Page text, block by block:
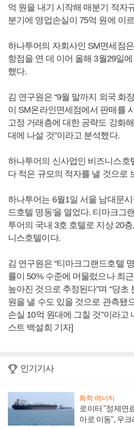
억 원을 내기 시작해 매분기 적자
분기에 영업손실이 75억 원에 이
하나투어의 자회사인 SM면세점
항점을 연 데 이어 올해 3월29일
했다.
김 연구원은 “9월 말까지 외국 화
이 SM온라인면세점에서 판매를
고정 거래층에 대한 공략도 강화
대에 나설 것”이라고 분석했다.
하나투어의 신사업인 비즈니스호
다 적은 규모의 적자를 낼 것으로
하나투어는 6월1일 서울 남대문
드호텔 명동'을 열었다. 티마크그
투어의 국내 3호 호텔로 지상 20
니스호텔이다.
김 연구원은 “티마크그랜드호텔
률이 50% 수준에 머물렀으나 최
높아진 것으로 추정된다”며 “당초
원을 낼 수도 있을 것으로 관측됐
손실 10억 원대에 그칠 것”이라고
스트 백설희 기자]
인기기사
화학·에너지
로이터 "정제연
아로 이동", 우